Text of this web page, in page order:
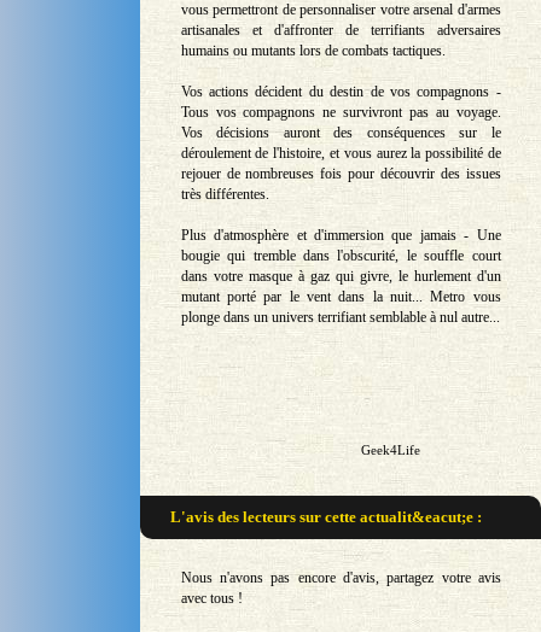
vous permettront de personnaliser votre arsenal d'armes
artisanales et d'affronter de terrifiants adversaires
humains ou mutants lors de combats tactiques.
Vos actions décident du destin de vos compagnons -
Tous vos compagnons ne survivront pas au voyage.
Vos décisions auront des conséquences sur le
déroulement de l'histoire, et vous aurez la possibilité de
rejouer de nombreuses fois pour découvrir des issues
très différentes.
Plus d'atmosphère et d'immersion que jamais - Une
bougie qui tremble dans l'obscurité, le souffle court
dans votre masque à gaz qui givre, le hurlement d'un
mutant porté par le vent dans la nuit... Metro vous
plonge dans un univers terrifiant semblable à nul autre...
Geek4Life
L'avis des lecteurs surcette actualit&eacut;e :
Nous n'avons pas encore d'avis, partagez votre avis
avec tous !